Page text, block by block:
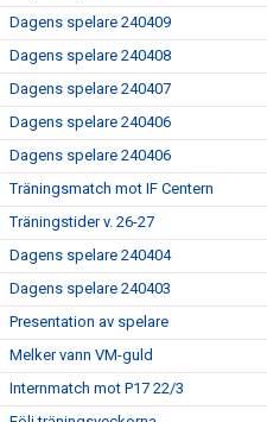
Dagens spelare 240409
Dagens spelare 240408
Dagens spelare 240407
Dagens spelare 240406
Dagens spelare 240406
Träningsmatch mot IF Centern
Träningstider v. 26-27
Dagens spelare 240404
Dagens spelare 240403
Presentation av spelare
Melker vann VM-guld
Internmatch mot P17 22/3